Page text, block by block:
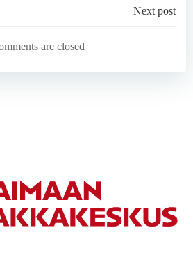
navigation
Next post
are closed